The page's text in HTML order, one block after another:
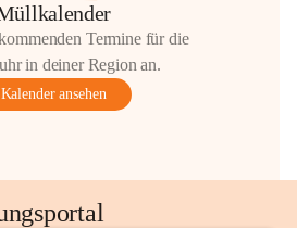
Termine für die
in deiner Region an.
Kalender ansehen